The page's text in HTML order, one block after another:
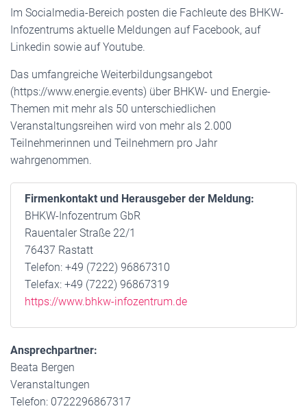
Im Socialmedia-Bereich posten die Fachleute des BHKW-
Infozentrums aktuelle Meldungen auf Facebook, auf
Linkedin sowie auf Youtube.
Das umfangreiche Weiterbildungsangebot
(https://www.energie.events) über BHKW- und Energie-
Themen mit mehr als 50 unterschiedlichen
Veranstaltungsreihen wird von mehr als 2.000
Teilnehmerinnen und Teilnehmern pro Jahr
wahrgenommen.
Firmenkontakt und Herausgeber der Meldung:
BHKW-Infozentrum GbR
Rauentaler Straße 22/1
76437 Rastatt
Telefon: +49 (7222) 96867310
Telefax: +49 (7222) 96867319
https://www.bhkw-infozentrum.de
Ansprechpartner:
Beata Bergen
Veranstaltungen
Telefon: 0722296867317